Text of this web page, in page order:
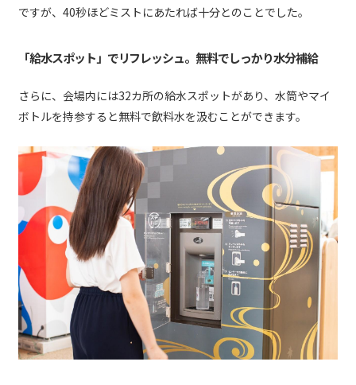
ですが、40秒ほどミストにあたれば十分とのことでした。
「給水スポット」でリフレッシュ。無料でしっかり水分補給
さらに、会場内には32カ所の給水スポットがあり、水筒やマイ
ボトルを持参すると無料で飲料水を汲むことができます。